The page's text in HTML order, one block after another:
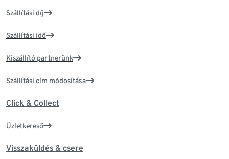
Szállítási díj
Szállítási idő
Kiszállító partnerünk
Szállítási cím módosítása
Click & Collect
Üzletkereső
Visszaküldés & csere